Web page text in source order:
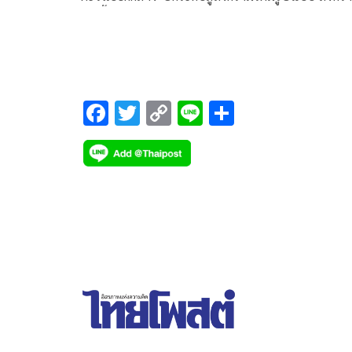
F
ac
e
T
wi
tt
C
o
p
Li